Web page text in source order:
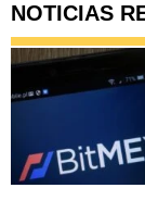
NOTICIAS